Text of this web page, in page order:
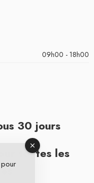
09h00 - 18h00
30 jours
toutes les